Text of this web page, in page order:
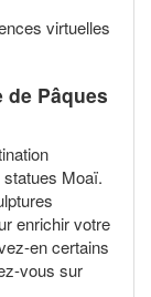
virtuelles
de Pâques
Moaï.
enrichir votre
en certains
vous sur